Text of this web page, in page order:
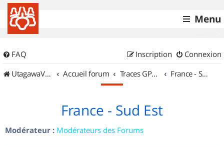
Menu
FAQ Connexion
Inscription
UtagawaVTT (Randos VTT et VTTAE avec traces GPS)
Accueil forum Traces GPS de randos VTT France - Sud Est
France - Sud Est
Modérateur : Modérateurs des Forums